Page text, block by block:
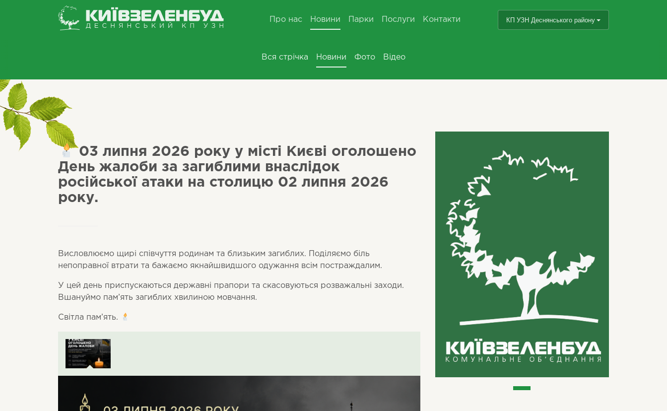
Про нас Новини Парки Послуги Контакти КП УЗН Деснянського району
Вся стрічка Новини Фото Відео
03 липня 2026 року у місті Києві оголошено
День жалоби за загиблими внаслідок
російської атаки на столицю 02 липня 2026
року.
Висловлюємо щирі співчуття родинам та близьким загиблих. Поділяємо біль
непоправної втрати та бажаємо якнайшвидшого одужання всім постраждалим.
У цей день приспускаються державні прапори та скасовуються розважальні заходи.
Вшануймо пам’ять загиблих хвилиною мовчання.
Світла пам’ять.